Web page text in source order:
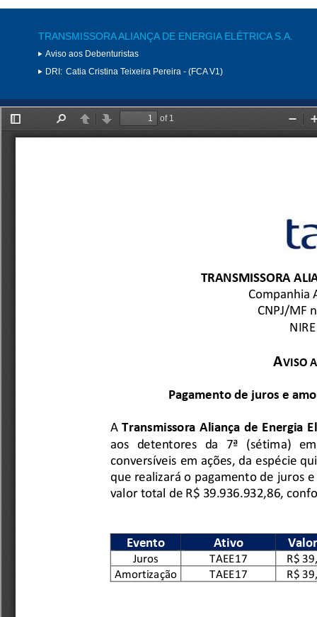
TRANSMISSORA ALIANÇA DE ENERGIA ELÉTRICA S.A.
Aviso aos Debenturistas
DRI: Catia Cristina Teixeira Pereira - (FCA V1)